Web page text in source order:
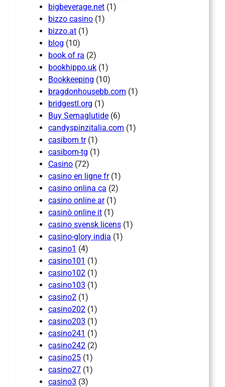
bigbeverage.net (1)
bizzo casino (1)
bizzo.at (1)
blog (10)
book of ra (2)
bookhippo.uk (1)
Bookkeeping (10)
bragdonhousebb.com (1)
bridgestl.org (1)
Buy Semaglutide (6)
candyspinzitalia.com (1)
casibom tr(1)
casibom-tg (1)
Casino (72)
casino en ligne fr(1)
casino onlina ca (2)
casino online ar(1)
casinò online it (1)
casino svensk licens (1)
casino-glory india (1)
casino1 (4)
casino101 (1)
casino102 (1)
casino103 (1)
casino2 (1)
casino202 (1)
casino203 (1)
casino241 (1)
casino242 (2)
casino25 (1)
casino27 (1)
casino3 (3)